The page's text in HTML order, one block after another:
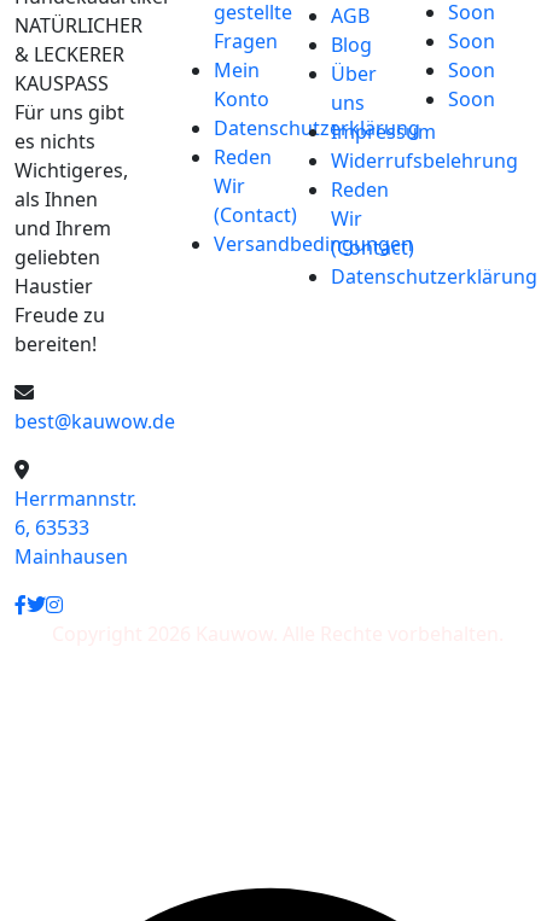
NATÜRLICHER
& LECKERER
KAUSPASS
Für uns gibt
es nichts
Wichtigeres,
als Ihnen
und Ihrem
geliebten
Haustier
Freude zu
bereiten!
best@kauwow.de
Herrmannstr.
6, 63533
Mainhausen
gestellte
Fragen
Mein
Konto
Datenschutzerklärung
Reden
Wir
(Contact)
Versandbedingungen
AGB
Blog
Über
uns
Impressum
Widerrufsbelehrung
Reden
Wir
(Contact)
Datenschutzerklärung
Soon
Soon
Soon
Soon